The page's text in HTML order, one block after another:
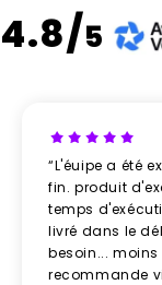
4.8/5
“L'éuipe a été
fin. produit
temps
livré dans le
besoin...
recommande